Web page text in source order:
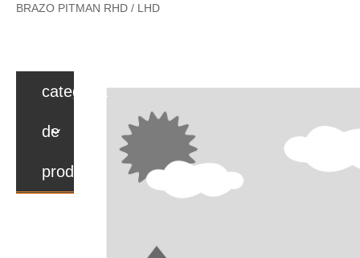
BRAZO PITMAN RHD / LHD
categoria
de
producto